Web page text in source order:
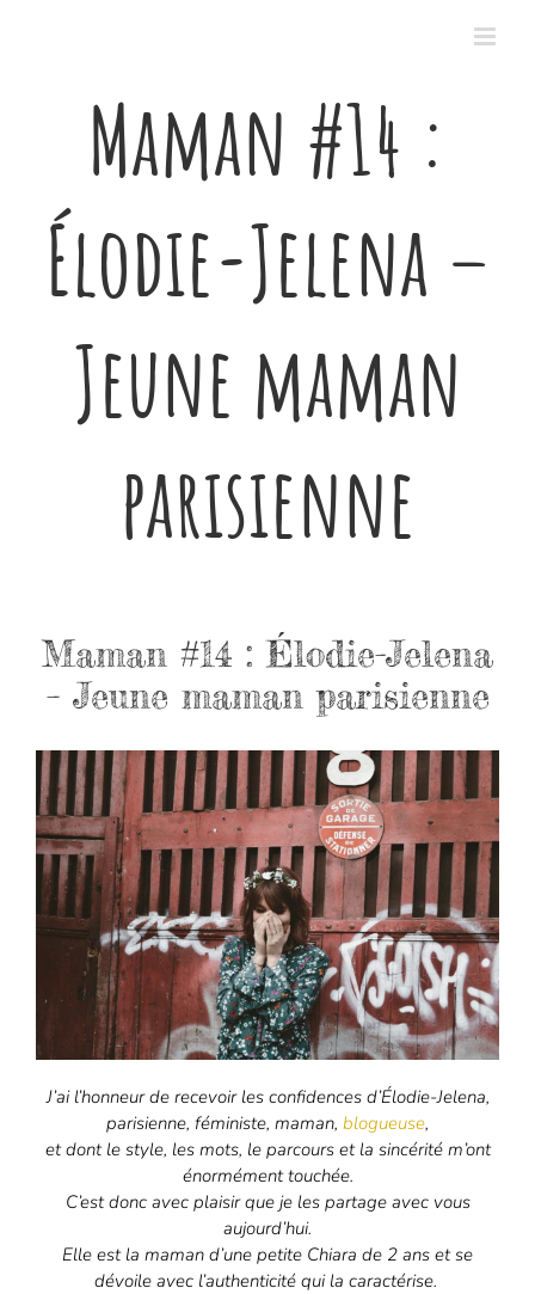
Maman #14 :
Élodie-Jelena –
Jeune maman
parisienne
Maman #14 : Élodie-Jelena
– Jeune maman parisienne
J’ai l’honneur de recevoir les confidences d’Élodie-Jelena,
parisienne, féministe, maman, blogueuse,
et dont le style, les mots, le parcours et la sincérité m’ont
énormément touchée.
C’est donc avec plaisir que je les partage avec vous
aujourd’hui.
Elle est la maman d’une petite Chiara de 2 ans et se
dévoile avec l’authenticité qui la caractérise.